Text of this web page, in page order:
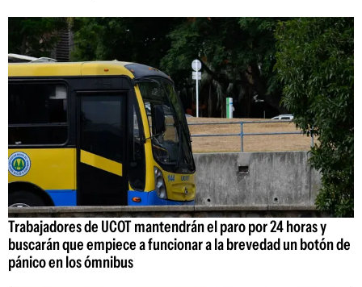
Trabajadores de UCOT mantendrán el paro por 24 horas y
buscarán que empiece a funcionar a la brevedad un botón de
pánico en los ómnibus